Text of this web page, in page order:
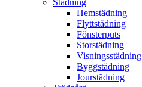
Städning
Hemstädning
Flyttstädning
Fönsterputs
Storstädning
Visningsstädning
Byggstädning
Jourstädning